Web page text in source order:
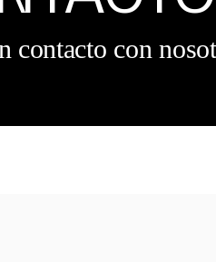
contacto con